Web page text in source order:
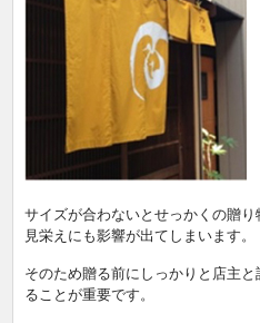
サイズが合わないとせっかくの贈り
見栄えにも影響が出てしまいます。
そのため贈る前にしっかりと店主
ることが重要です。